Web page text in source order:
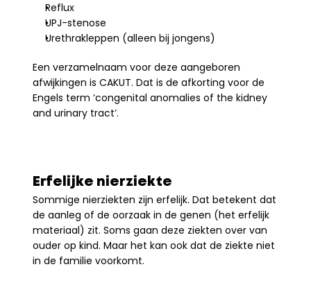
Reflux
UPJ-stenose
Urethrakleppen (alleen bij jongens)
Een verzamelnaam voor deze aangeboren
afwijkingen is CAKUT. Dat is de afkorting voor de
Engels term ‘congenital anomalies of the kidney
and urinary tract’.
Erfelijke nierziekte
Sommige nierziekten zijn erfelijk. Dat betekent dat
de aanleg of de oorzaak in de genen (het erfelijk
materiaal) zit. Soms gaan deze ziekten over van
ouder op kind. Maar het kan ook dat de ziekte niet
in de familie voorkomt.